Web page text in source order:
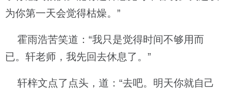
为你第一天会觉得枯燥。”
霍雨浩苦笑道：“我只是觉得时间不够用而
已。轩老师，我先回去休息了。”
轩梓文点了点头，道：“去吧。明天你就自己